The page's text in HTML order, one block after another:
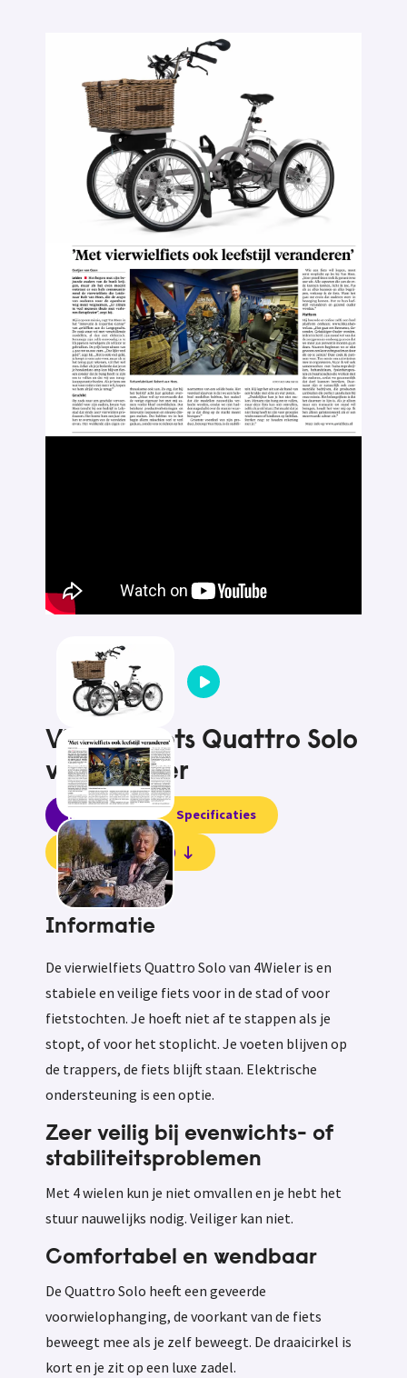
Vierwielfiets Quattro Solo
van 4Wieler
Informatie Specificaties
Beoordelingen (0)
Informatie
De vierwielfiets Quattro Solo van 4Wieler is en
stabiele en veilige fiets voor in de stad of voor
fietstochten. Je hoeft niet af te stappen als je
stopt, of voor het stoplicht. Je voeten blijven op
de trappers, de fiets blijft staan. Elektrische
ondersteuning is een optie.
Zeer veilig bij evenwichts- of
stabiliteitsproblemen
Met 4 wielen kun je niet omvallen en je hebt het
stuur nauwelijks nodig. Veiliger kan niet.
Comfortabel en wendbaar
De Quattro Solo heeft een geveerde
voorwielophanging, de voorkant van de fiets
beweegt mee als je zelf beweegt. De draaicirkel is
kort en je zit op een luxe zadel.